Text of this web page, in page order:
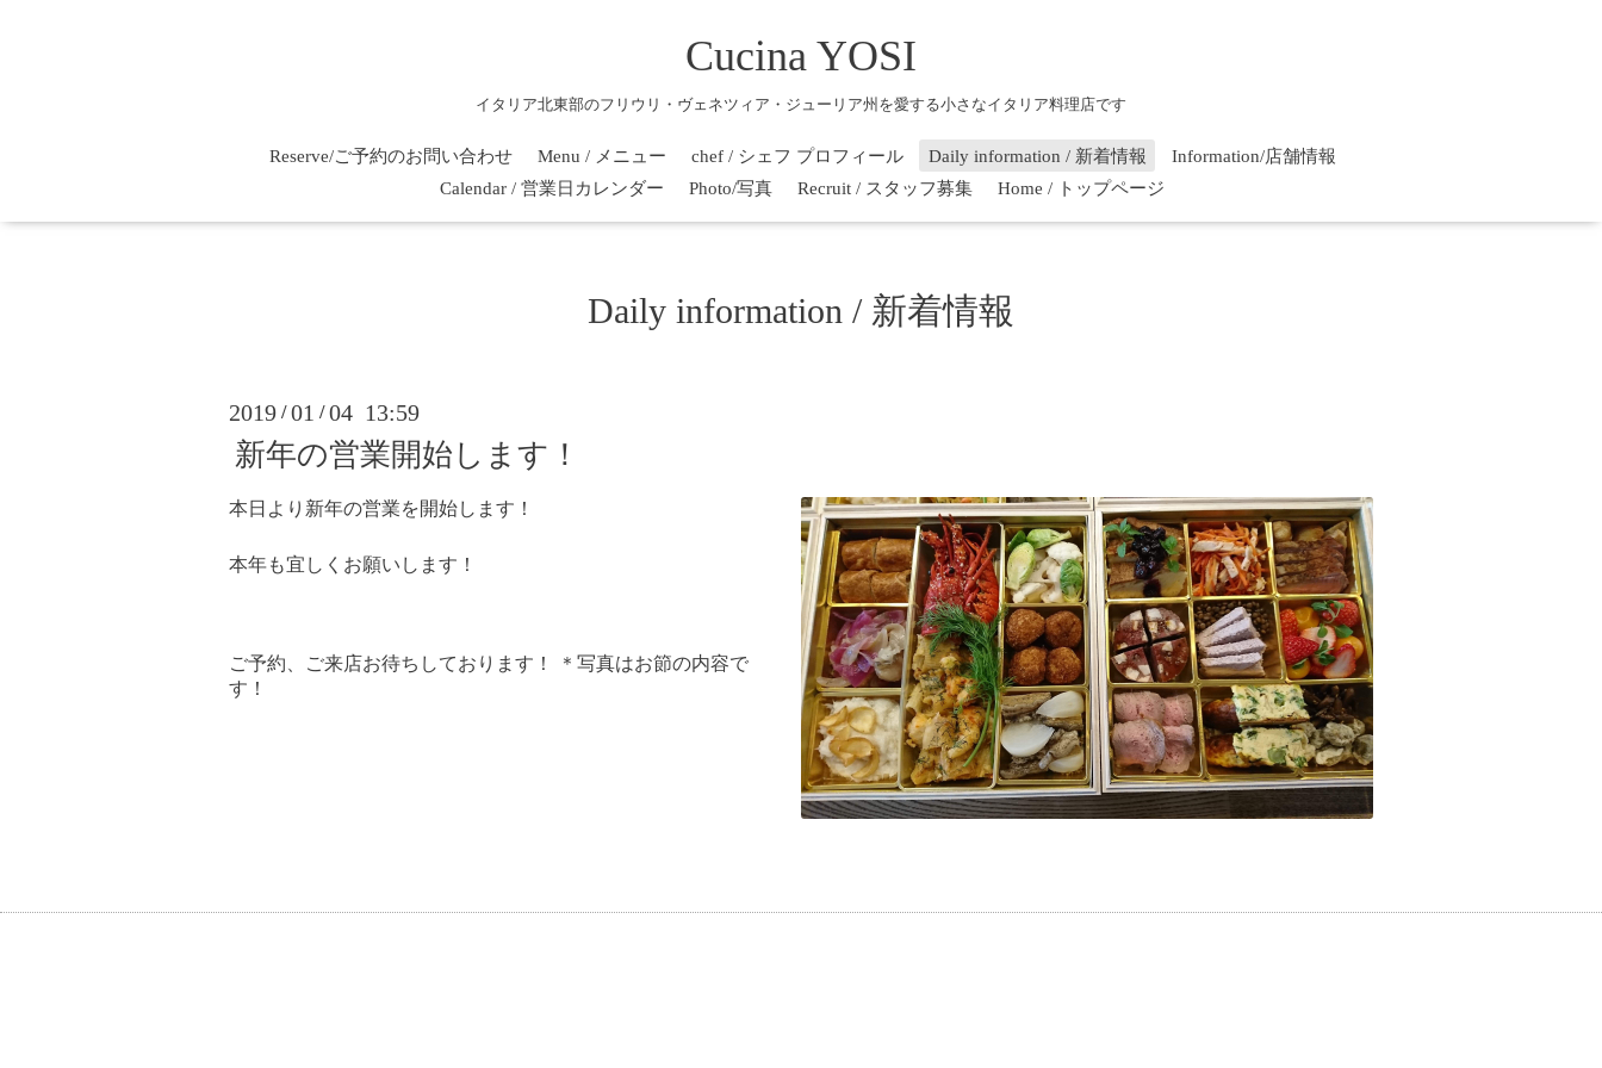
Cucina YOSI
イタリア北東部のフリウリ・ヴェネツィア・ジューリア州を愛する小さなイタリア料理店です
Reserve/ご予約のお問い合わせ Menu / メニュー chef / シェフ プロフィール Daily information / 新着情報
Information/店舗情報
Calendar / 営業日カレンダー
Photo/写真 Recruit / スタッフ募集 Home / トップページ
Daily information / 新着情報
2019 /01 /04 13:59
新年の営業開始します！
本日より新年の営業を開始します！
本年も宜しくお願いします！
ご予約、ご来店お待ちしております！ ＊写真はお節の内容で
す！